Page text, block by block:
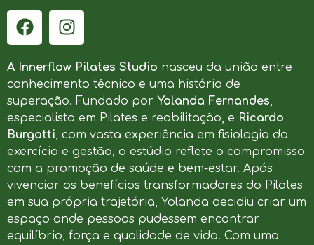
A Innerflow Pilates Studio nasceu da união entre
conhecimento técnico e uma história de
superação. Fundado por Yolanda Fernandes,
especialista em Pilates e reabilitação, e Ricardo
Burgatti, com vasta experiência em fisiologia do
exercício e gestão, o estúdio reflete o compromisso
com a promoção de saúde e bem-estar. Após
vivenciar os benefícios transformadores do Pilates
em sua própria trajetória, Yolanda decidiu criar um
espaço onde pessoas pudessem encontrar
equilíbrio, força e qualidade de vida. Com uma